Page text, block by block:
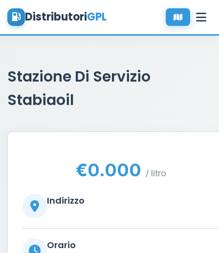
DistributoriGPL
Stazione Di Servizio
Stabiaoil
€0.000 / litro
Indirizzo
Orario